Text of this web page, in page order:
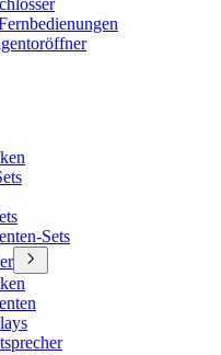
Sets